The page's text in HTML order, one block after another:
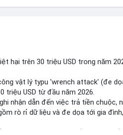
khi tin tức quốc tế nhấn mạnh
Wallet. Trên Binance Square,
hoặc cập nhật về sự kiện Alpha
sách crypto mới (như luật Việt
ninh và sự biến động lớn của giá có
hạn.
hại trên 30 triệu USD trong năm
vật lý typu 'wrench attack' (đe
triệu USD từ đầu năm 2026.
nhận dẫn đến việc trả tiền chuộc,
rò rỉ dữ liệu và đe dọa tới gia